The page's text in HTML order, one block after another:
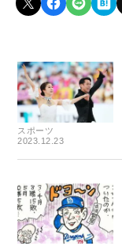
スポーツ
2023.12.23